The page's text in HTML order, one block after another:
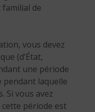
de
vous devez
(d’État,
une période
pendant laquelle
Si vous avez
cette période est